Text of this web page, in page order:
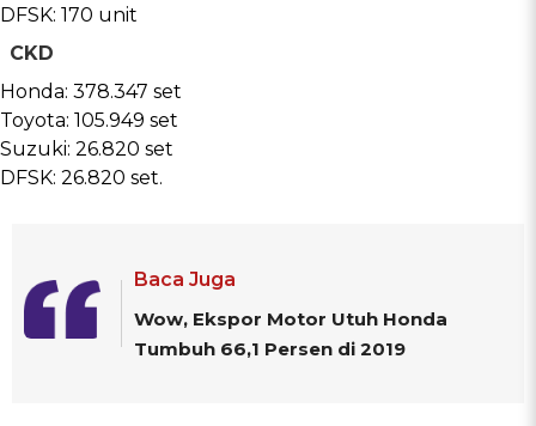
DFSK: 170 unit
CKD
Honda: 378.347 set
Toyota: 105.949 set
Suzuki: 26.820 set
DFSK: 26.820 set.
Baca Juga
Wow, Ekspor Motor Utuh Honda
Tumbuh 66,1 Persen di 2019